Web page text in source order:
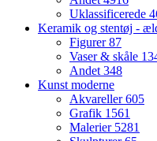
Uklassificerede
Keramik og stentøj -
Figurer87
Vaser & skåle
Andet 348
Kunst moderne
Akvareller605
Grafik 1561
Malerier 5281